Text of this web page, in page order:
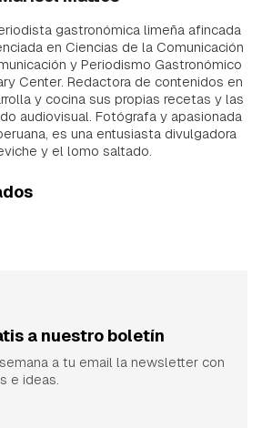
gastronómica limeña afincada
en Ciencias de la Comunicación
y Periodismo Gastronómico
Center. Redactora de contenidos en
y cocina sus propias recetas y las
audiovisual. Fotógrafa y apasionada
es una entusiasta divulgadora
y el lomo saltado.
a nuestro boletín
a tu email la newsletter con
e ideas.